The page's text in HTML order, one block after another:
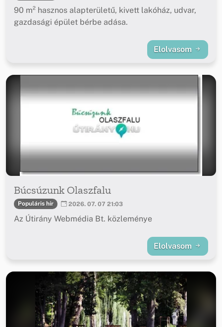
90 m² hasznos alapterületű, kivett lakóház, udvar,
gazdasági épület bérbe adása.
Elolvasom
Búcsúzunk Olaszfalu
Populáris hír 2026. 07. 07 21:03
Az Útirány Webmédia Bt. közleménye
Elolvasom